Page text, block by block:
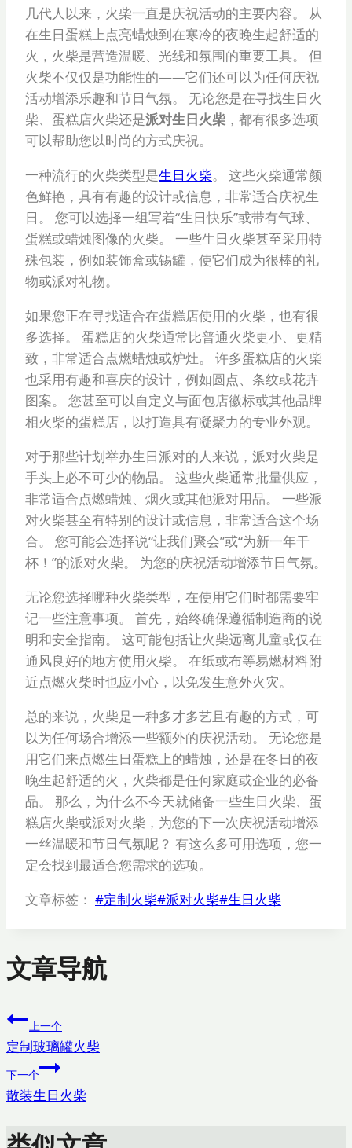
几代人以来，火柴一直是庆祝活动的主要内容。 从
在生日蛋糕上点亮蜡烛到在寒冷的夜晚生起舒适的
火，火柴是营造温暖、光线和氛围的重要工具。 但
火柴不仅仅是功能性的——它们还可以为任何庆祝
活动增添乐趣和节日气氛。 无论您是在寻找生日火
柴、蛋糕店火柴还是派对生日火柴 ，都有很多选项
可以帮助您以时尚的方式庆祝。
一种流行的火柴类型是生日火柴。 这些火柴通常颜
色鲜艳，具有有趣的设计或信息，非常适合庆祝生
日。 您可以选择一组写着“生日快乐”或带有气球、
蛋糕或蜡烛图像的火柴。 一些生日火柴甚至采用特
殊包装，例如装饰盒或锡罐，使它们成为很棒的礼
物或派对礼物。
如果您正在寻找适合在蛋糕店使用的火柴，也有很
多选择。 蛋糕店的火柴通常比普通火柴更小、更精
致，非常适合点燃蜡烛或炉灶。 许多蛋糕店的火柴
也采用有趣和喜庆的设计，例如圆点、条纹或花卉
图案。 您甚至可以自定义与面包店徽标或其他品牌
相火柴的蛋糕店，以打造具有凝聚力的专业外观。
对于那些计划举办生日派对的人来说，派对火柴是
手头上必不可少的物品。 这些火柴通常批量供应，
非常适合点燃蜡烛、烟火或其他派对用品。 一些派
对火柴甚至有特别的设计或信息，非常适合这个场
合。 您可能会选择说“让我们聚会”或“为新一年干
杯！”的派对火柴。 为您的庆祝活动增添节日气氛。
无论您选择哪种火柴类型，在使用它们时都需要牢
记一些注意事项。 首先，始终确保遵循制造商的说
明和安全指南。 这可能包括让火柴远离儿童或仅在
通风良好的地方使用火柴。 在纸或布等易燃材料附
近点燃火柴时也应小心，以免发生意外火灾。
总的来说，火柴是一种多才多艺且有趣的方式，可
以为任何场合增添一些额外的庆祝活动。 无论您是
用它们来点燃生日蛋糕上的蜡烛，还是在冬日的夜
晚生起舒适的火，火柴都是任何家庭或企业的必备
品。 那么，为什么不今天就储备一些生日火柴、蛋
糕店火柴或派对火柴，为您的下一次庆祝活动增添
一丝温暖和节日气氛呢？ 有这么多可用选项，您一
定会找到最适合您需求的选项。
文章标签： #定制火柴#派对火柴#生日火柴
文章导航
上一个
定制玻璃罐火柴
下一个
散装生日火柴